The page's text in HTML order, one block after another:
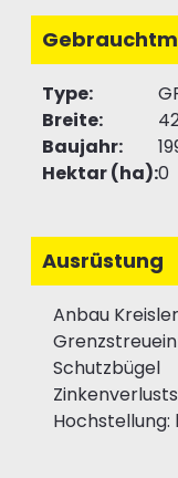
Type:
Breite:
Baujahr:
Hektar (ha):0
Ausrüstung
Anbau Kreisler
Schutzbügel